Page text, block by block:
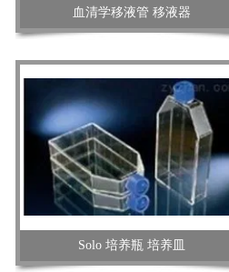
血清学移液管 移液器
Solo 培养瓶 培养皿